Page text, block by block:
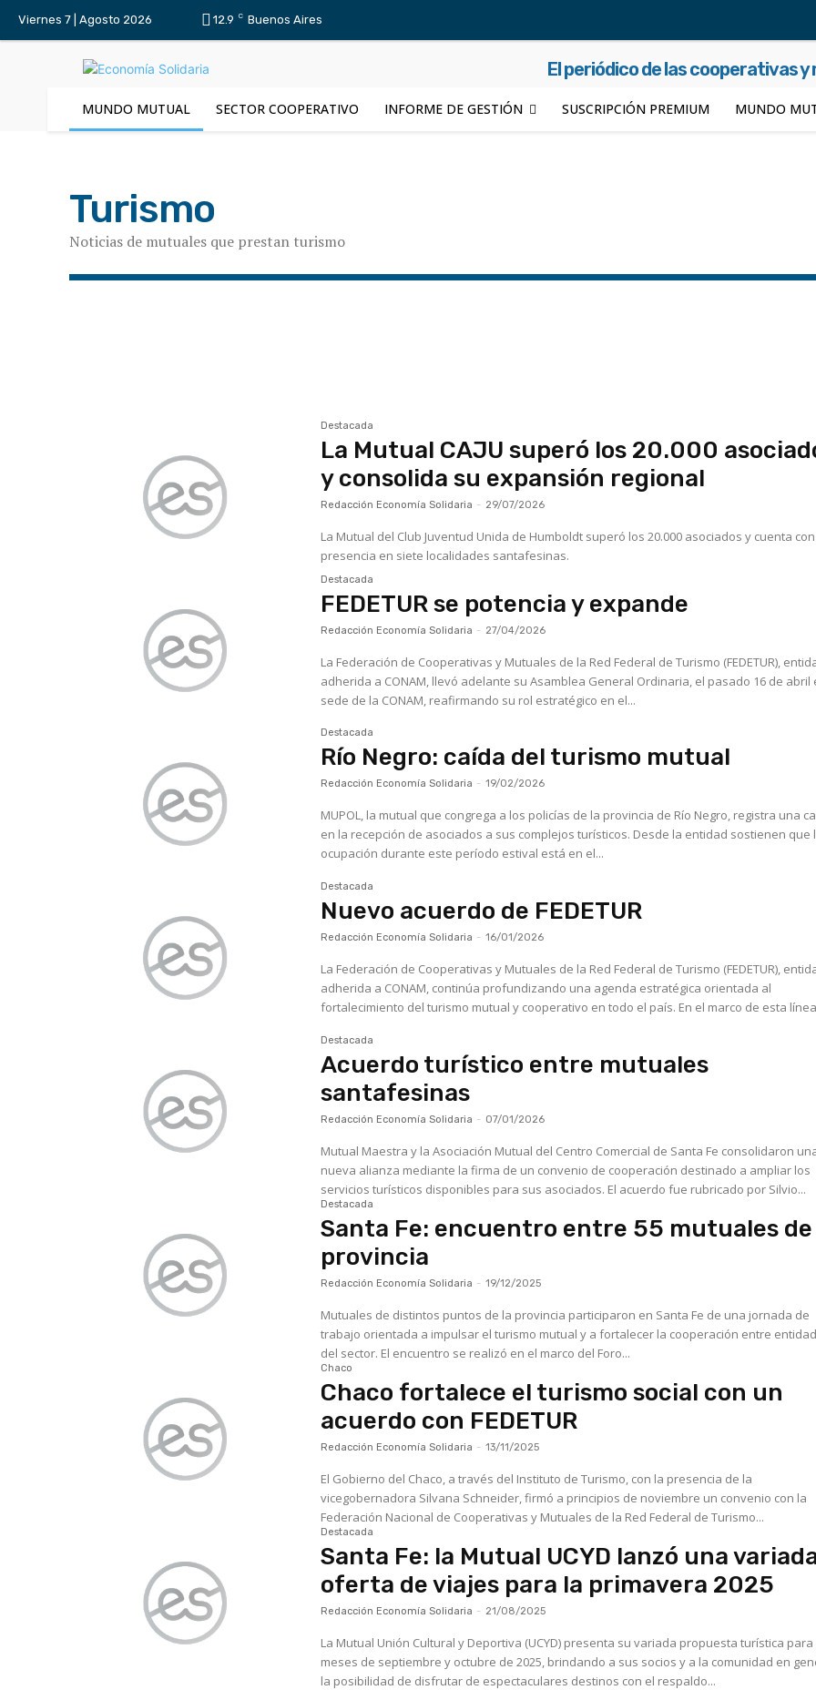
Viernes 7 | Agosto 2026 12.9 C Buenos Aires
El periódico de las cooperativas
MUNDO MUTUAL SECTOR COOPERATIVO INFORME DE GESTIÓN SUSCRIPCIÓN PREMIUM MUNDO
Turismo
Noticias de mutuales que prestan turismo
Destacada
La Mutual CAJU superó los 20.000
y consolida su expansión regional
Redacción Economía Solidaria - 29/07/2026
La Mutual del Club Juventud Unida de Humboldt superó los 20.000 asociados y cuenta con
presencia en siete localidades santafesinas.
Destacada
FEDETUR se potencia y expande
Redacción Economía Solidaria - 27/04/2026
La Federación de Cooperativas y Mutuales de la Red Federal de Turismo (FEDETUR),
adherida a CONAM, llevó adelante su Asamblea General Ordinaria, el pasado 16 de abril
sede de la CONAM, reafirmando su rol estratégico en el...
Destacada
Río Negro: caída del turismo mutual
Redacción Economía Solidaria - 19/02/2026
MUPOL, la mutual que congrega a los policías de la provincia de Río Negro, registra una
en la recepción de asociados a sus complejos turísticos. Desde la entidad sostienen que la
ocupación durante este período estival está en el...
Destacada
Nuevo acuerdo de FEDETUR
Redacción Economía Solidaria - 16/01/2026
La Federación de Cooperativas y Mutuales de la Red Federal de Turismo (FEDETUR),
adherida a CONAM, continúa profundizando una agenda estratégica orientada al
fortalecimiento del turismo mutual y cooperativo en todo el país. En el marco de esta
Destacada
Acuerdo turístico entre mutuales
santafesinas
Redacción Economía Solidaria - 07/01/2026
Mutual Maestra y la Asociación Mutual del Centro Comercial de Santa Fe consolidaron
nueva alianza mediante la firma de un convenio de cooperación destinado a ampliar los
servicios turísticos disponibles para sus asociados. El acuerdo fue rubricado por Silvio...
Destacada
Santa Fe: encuentro entre 55 mutuales de
provincia
Redacción Economía Solidaria - 19/12/2025
Mutuales de distintos puntos de la provincia participaron en Santa Fe de una jornada de
trabajo orientada a impulsar el turismo mutual y a fortalecer la cooperación entre
del sector. El encuentro se realizó en el marco del Foro...
Chaco
Chaco fortalece el turismo social con un
acuerdo con FEDETUR
Redacción Economía Solidaria - 13/11/2025
El Gobierno del Chaco, a través del Instituto de Turismo, con la presencia de la
vicegobernadora Silvana Schneider, firmó a principios de noviembre un convenio con la
Federación Nacional de Cooperativas y Mutuales de la Red Federal de Turismo...
Destacada
Santa Fe: la Mutual UCYD lanzó una
oferta de viajes para la primavera 2025
Redacción Economía Solidaria - 21/08/2025
La Mutual Unión Cultural y Deportiva (UCYD) presenta su variada propuesta turística para
meses de septiembre y octubre de 2025, brindando a sus socios y a la comunidad en
la posibilidad de disfrutar de espectaculares destinos con el respaldo...